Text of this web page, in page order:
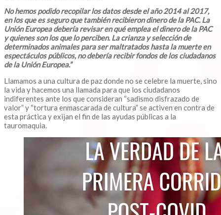
No hemos podido recopilar los datos desde el año 2014 al 2017,
en los que es seguro que también recibieron dinero de la PAC. La
Unión Europea debería revisar en qué emplea el dinero de la PAC
y quienes son los que lo perciben. La crianza y selección de
determinados animales para ser maltratados hasta la muerte en
espectáculos públicos, no debería recibir fondos de los ciudadanos
de la Unión Europea.”
Llamamos a una cultura de paz donde no se celebre la muerte, sino
la vida y hacemos una llamada para que los ciudadanos
indiferentes ante los que consideran “sadismo disfrazado de
valor” y “tortura enmascarada de cultura” se activen en contra de
esta práctica y exijan el fin de las ayudas públicas a la
tauromaquia.